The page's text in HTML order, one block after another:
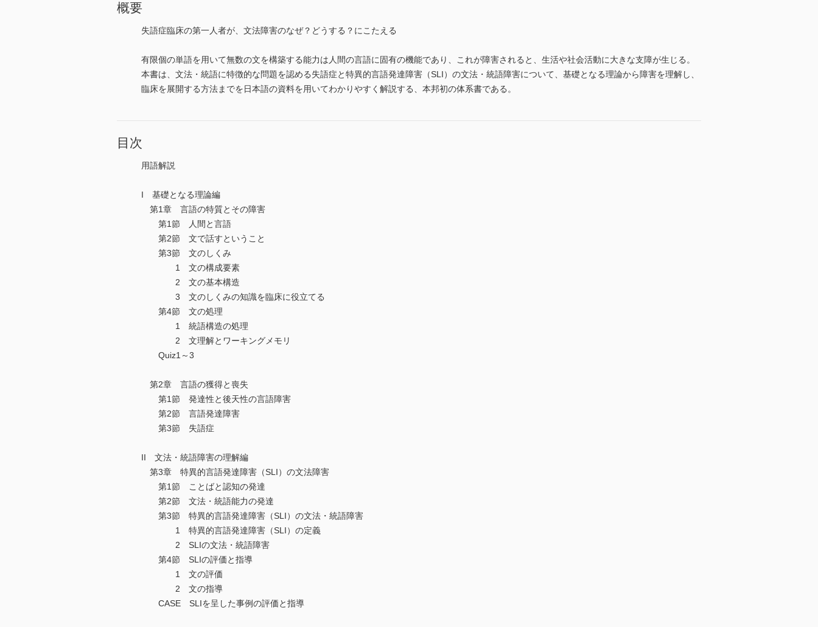
概要
失語症臨床の第一人者が、文法障害のなぜ？どうする？にこたえる
有限個の単語を用いて無数の文を構築する能力は人間の言語に固有の機能であり、これが障害されると、生活や社会活動に大きな支障が生じる。
本書は、文法・統語に特徴的な問題を認める失語症と特異的言語発達障害（SLI）の文法・統語障害について、基礎となる理論から障害を理解し、
臨床を展開する方法までを日本語の資料を用いてわかりやすく解説する、本邦初の体系書である。
目次
用語解説
I 基礎となる理論編
第1章 言語の特質とその障害
第1節 人間と言語
第2節 文で話すということ
第3節 文のしくみ
1 文の構成要素
2 文の基本構造
3 文のしくみの知識を臨床に役立てる
第4節 文の処理
1 統語構造の処理
2 文理解とワーキングメモリ
Quiz1～3
第2章 言語の獲得と喪失
第1節 発達性と後天性の言語障害
第2節 言語発達障害
第3節 失語症
II 文法・統語障害の理解編
第3章 特異的言語発達障害（SLI）の文法障害
第1節 ことばと認知の発達
第2節 文法・統語能力の発達
第3節 特異的言語発達障害（SLI）の文法・統語障害
1 特異的言語発達障害（SLI）の定義
2 SLIの文法・統語障害
第4節 SLIの評価と指導
1 文の評価
2 文の指導
CASE SLIを呈した事例の評価と指導